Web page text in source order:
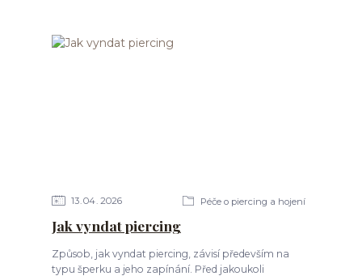
13 04 2026 Péče o piercing a hojení
Jak vyndat piercing
Způsob, jak vyndat piercing, závisí především na
typu šperku a jeho zapínání. Před jakoukoli